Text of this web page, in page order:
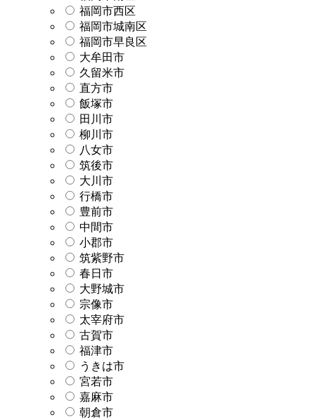
福岡市西区
福岡市城南区
福岡市早良区
大牟田市
久留米市
直方市
飯塚市
田川市
柳川市
八女市
筑後市
大川市
行橋市
豊前市
中間市
小郡市
筑紫野市
春日市
大野城市
宗像市
太宰府市
古賀市
福津市
うきは市
宮若市
嘉麻市
朝倉市